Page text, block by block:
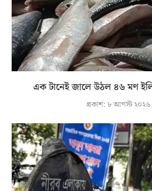
এক টানেই জালে উঠল ৪৬ মণ
প্রকাশ: ৮ আগস্ট